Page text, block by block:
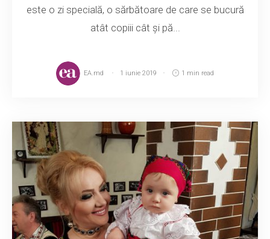
este o zi specială, o sărbătoare de care se bucură
atât copiii cât și pă...
EA.md 1 iunie 2019 1 min read